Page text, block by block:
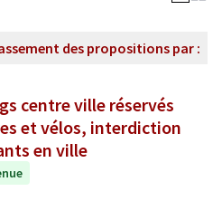
des propositions par :
centre ville réservés
et vélos, interdiction
en ville